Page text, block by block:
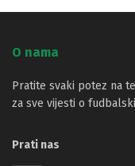
O nama
Pratite svaki potez na
za sve vijesti o
Prati nas